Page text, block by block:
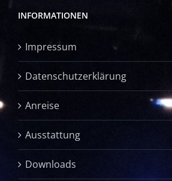
INFORMATIONEN
Impressum
Datenschutzerklärung
Anreise
Ausstattung
Downloads